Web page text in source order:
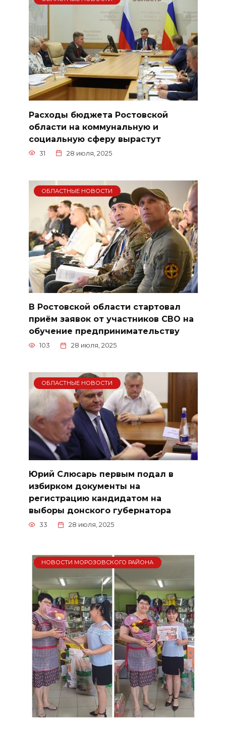
Расходы бюджета Ростовской
области на коммунальную и
социальную сферу вырастут
31 28 июля, 2025
ОБЛАСТНЫЕ НОВОСТИ
В Ростовской области стартовал
приём заявок от участников СВО на
обучение предпринимательству
103 28 июля, 2025
ОБЛАСТНЫЕ НОВОСТИ
Юрий Слюсарь первым подал в
избирком документы на
регистрацию кандидатом на
выборы донского губернатора
33 28 июля, 2025
НОВОСТИ МОРОЗОВСКОГО РАЙОНА